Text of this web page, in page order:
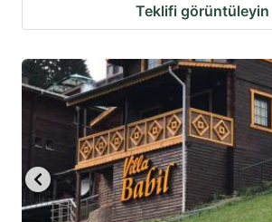
Teklifi görüntüleyin